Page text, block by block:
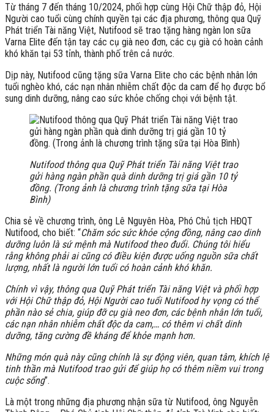
Từ tháng 7 đến tháng 10/2024, phối hợp cùng Hội Chữ thập đỏ, Hội
Người cao tuổi cùng chính quyền tại các địa phương, thông qua Quỹ
Phát triển Tài năng Việt, Nutifood sẽ trao tặng hàng ngàn lon sữa
Varna Elite đến tận tay các cụ già neo đơn, các cụ già có hoàn cảnh
khó khăn tại 53 tỉnh, thành phố trên cả nước.
Dịp này, Nutifood cũng tặng sữa Varna Elite cho các bệnh nhân lớn
tuổi nghèo khó, các nạn nhân nhiễm chất độc da cam để họ được bổ
sung dinh dưỡng, nâng cao sức khỏe chống chọi với bệnh tật.
Nutifood thông qua Quỹ Phát triển Tài năng Việt trao
gửi hàng ngàn phần quà dinh dưỡng trị giá gần 10 tỷ
đồng. (Trong ảnh là chương trình tặng sữa tại Hòa
Bình)
Chia sẻ về chương trình, ông Lê Nguyên Hòa, Phó Chủ tịch HĐQT
Nutifood, cho biết: “Chăm sóc sức khỏe cộng đồng, nâng cao dinh
dưỡng luôn là sứ mệnh mà Nutifood theo đuổi. Chúng tôi hiểu
rằng không phải ai cũng có điều kiện được uống nguồn sữa chất
lượng, nhất là người lớn tuổi có hoàn cảnh khó khăn.
Chính vì vậy, thông qua Quỹ Phát triển Tài năng Việt và phối hợp
với Hội Chữ thập đỏ, Hội Người cao tuổi Nutifood hy vọng có thể
phần nào sẻ chia, giúp đỡ cụ già neo đơn, các bệnh nhân lớn tuổi,
các nạn nhân nhiễm chất độc da cam,… có thêm vi chất dinh
dưỡng, tăng cường đề kháng để khỏe mạnh hơn.
Những món quà này cũng chính là sự động viên, quan tâm, khích lệ
tinh thần mà Nutifood trao gửi để giúp họ có thêm niềm vui trong
cuộc sống”.
Là một trong những địa phương nhận sữa từ Nutifood, ông Nguyễn